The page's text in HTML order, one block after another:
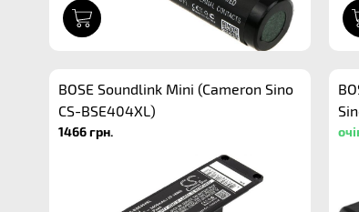
BOSE Soundlink Mini (Cameron Sino
CS-BSE404XL)
1466 грн.